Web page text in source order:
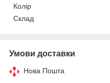
Колір
Склад
Умови доставки
Нова Пошта